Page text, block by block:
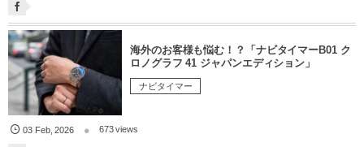
海外のお客様も悩む！？「ナビタイマーB01 ク
ロノグラフ 41 ジャパンエディション」
ナビタイマー
03 Feb,2026 673 views